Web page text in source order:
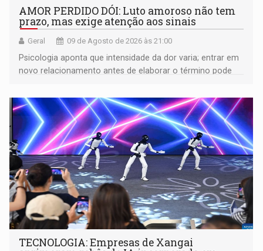
AMOR PERDIDO DÓI: Luto amoroso não tem
prazo, mas exige atenção aos sinais
Geral 09 de Agosto de 2026 às 21:00
Psicologia aponta que intensidade da dor varia; entrar em
novo relacionamento antes de elaborar o término pode
TECNOLOGIA: Empresas de Xangai